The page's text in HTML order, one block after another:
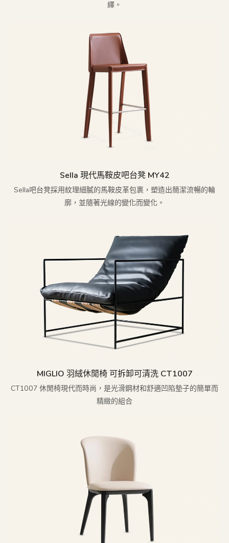
繹。
Sella 現代馬鞍皮吧台凳 MY42
Sella吧台凳採用紋理細膩的馬鞍皮革包裹，塑造出簡潔流暢的輪
廓，並隨著光線的變化而變化。
MIGLIO 羽絨休閒椅 可拆卸可清洗 CT1007
CT1007 休閒椅現代而時尚，是光滑鋼材和舒適凹陷墊子的簡單而
精緻的組合